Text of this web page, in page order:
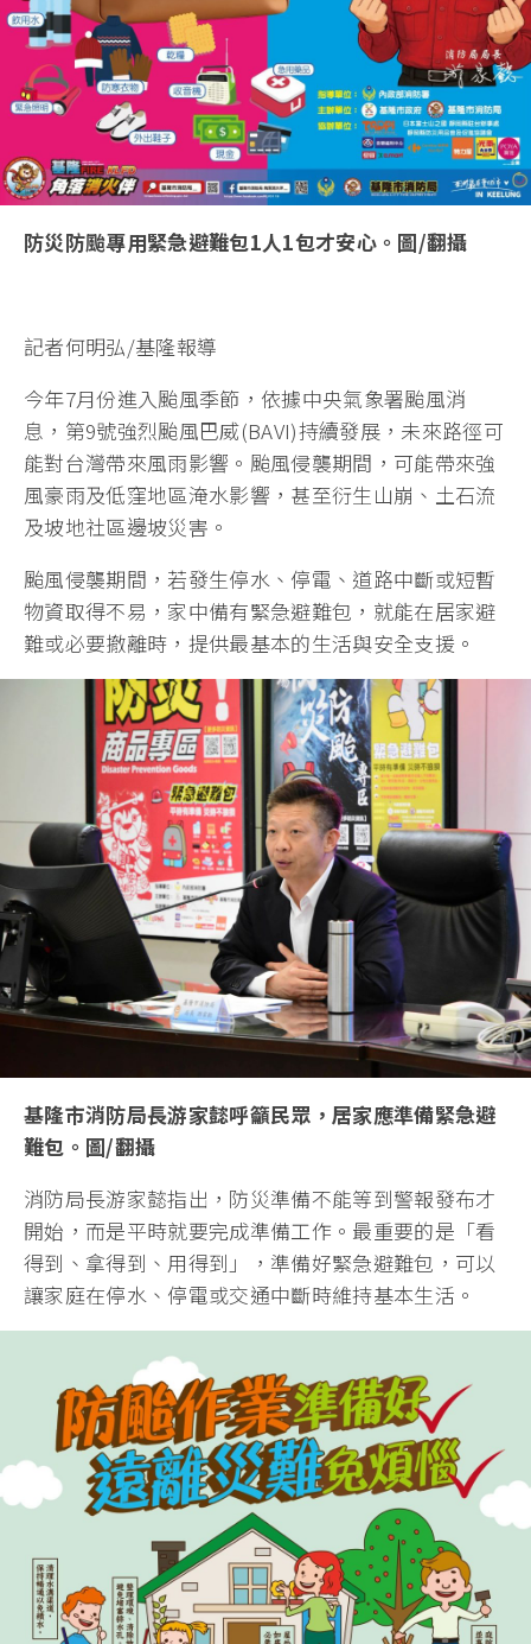
防災防颱專用緊急避難包1人1包才安心。圖/翻攝
記者何明弘/基隆報導
今年7月份進入颱風季節，依據中央氣象署颱風消
息，第9號強烈颱風巴威(BAVI)持續發展，未來路徑可
能對台灣帶來風雨影響。颱風侵襲期間，可能帶來強
風豪雨及低窪地區淹水影響，甚至衍生山崩、土石流
及坡地社區邊坡災害。
颱風侵襲期間，若發生停水、停電、道路中斷或短暫
物資取得不易，家中備有緊急避難包，就能在居家避
難或必要撤離時，提供最基本的生活與安全支援。
基隆市消防局長游家懿呼籲民眾，居家應準備緊急避
難包。圖/翻攝
消防局長游家懿指出，防災準備不能等到警報發布才
開始，而是平時就要完成準備工作。最重要的是「看
得到、拿得到、用得到」，準備好緊急避難包，可以
讓家庭在停水、停電或交通中斷時維持基本生活。